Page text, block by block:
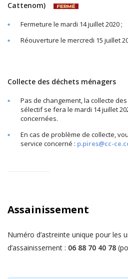
Cattenom)
Fermeture le mardi 14 juillet 2020 ;
Réouverture le mercredi 15 juillet
Collecte des déchets ménagers
Pas de changement, la collecte
sélectif se fera le mardi 14 juillet
concernées.
En cas de problème de collecte,
service concerné : p.pires@cc-
Assainissement
Numéro d’astreinte unique pour les
d’assainissement : 06 88 70 40 78